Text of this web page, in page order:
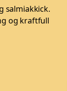
salmiakkick.
og kraftfull